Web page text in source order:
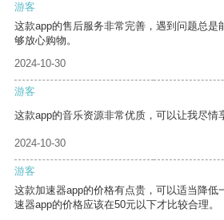
游客
这款app的售后服务非常完善，遇到问题总是
够放心购物。
2024-10-30
游客
这款app的音乐资源非常优质，可以让我尽情
2024-10-30
游客
这款加速器app的价格有点贵，可以适当降低
速器app的价格应该在50元以下才比较合理。